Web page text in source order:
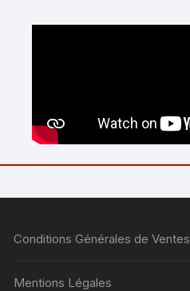
Conditions Générales de Ventes
Mentions Légales